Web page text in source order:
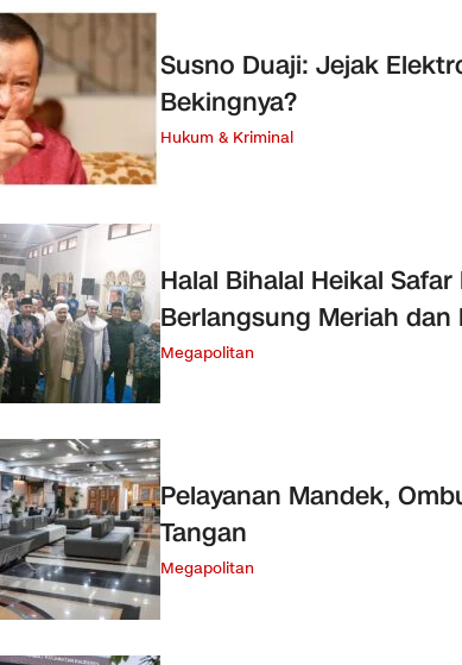
Susno Duaji: Jejak
Bekingnya?
Hukum & Kriminal
Halal Bihalal Heikal
Berlangsung Meriah dan
Megapolitan
Pelayanan Mandek,
Tangan
Megapolitan